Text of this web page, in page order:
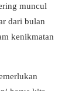
muncul
dari bulan
kenikmatan